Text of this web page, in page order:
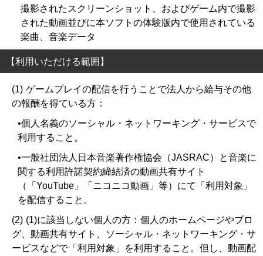
撮影されたスクリーンショット、およびゲーム内で撮影
された動画並びに本ソフトの体験版内で使用されている
楽曲、音楽データ
【利用いただける範囲】
ゲームプレイの配信を行うことで法人から給与その他
の報酬を得ている方：
•個人名義のソーシャル・ネットワーキング・サービスで
利用すること。
•一般社団法人日本音楽著作権協会（JASRAC）と音楽に
関する利用許諾契約締結済の動画共有サイト
（「YouTube」「ニコニコ動画」等）にて「利用対象」
を配信すること。
(1)に該当しない個人の方：個人のホームページやブロ
グ、動画共有サイト、ソーシャル・ネットワーキング・サ
ービスなどで「利用対象」を利用すること。但し、動画配